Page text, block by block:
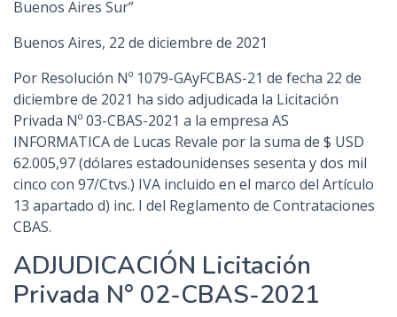
Buenos Aires Sur”
Buenos Aires, 22 de diciembre de 2021
Por Resolución Nº 1079-GAyFCBAS-21 de fecha 22 de
diciembre de 2021 ha sido adjudicada la Licitación
Privada Nº 03-CBAS-2021 a la empresa AS
INFORMATICA de Lucas Revale por la suma de $ USD
62.005,97 (dólares estadounidenses sesenta y dos mil
cinco con 97/Ctvs.) IVA incluido en el marco del Artículo
13 apartado d) inc. I del Reglamento de Contrataciones
CBAS.
ADJUDICACIÓN Licitación
Privada N° 02-CBAS-2021